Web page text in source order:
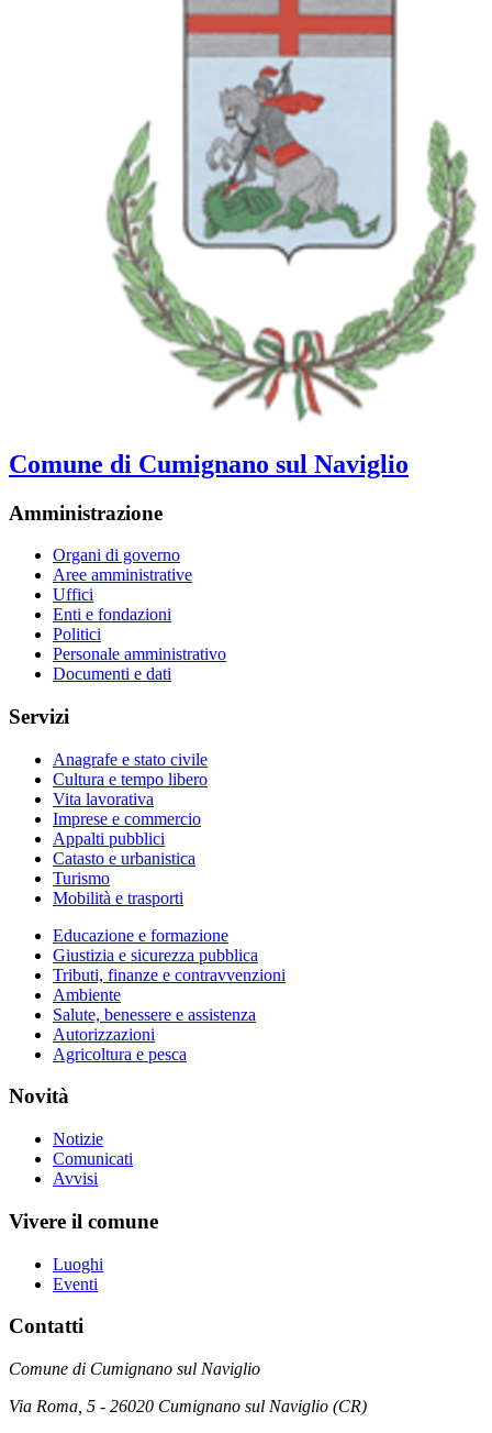
Comune di Cumignano sul Naviglio
Amministrazione
Organi di governo
Aree amministrative
Uffici
Enti e fondazioni
Politici
Personale amministrativo
Documenti e dati
Servizi
Anagrafe e stato civile
Cultura e tempo libero
Vita lavorativa
Imprese e commercio
Appalti pubblici
Catasto e urbanistica
Turismo
Mobilità e trasporti
Educazione e formazione
Giustizia e sicurezza pubblica
Tributi, finanze e contravvenzioni
Ambiente
Salute, benessere e assistenza
Autorizzazioni
Agricoltura e pesca
Novità
Notizie
Comunicati
Avvisi
Vivere il comune
Luoghi
Eventi
Contatti
Comune di Cumignano sul Naviglio
Via Roma, 5 - 26020 Cumignano sul Naviglio (CR)